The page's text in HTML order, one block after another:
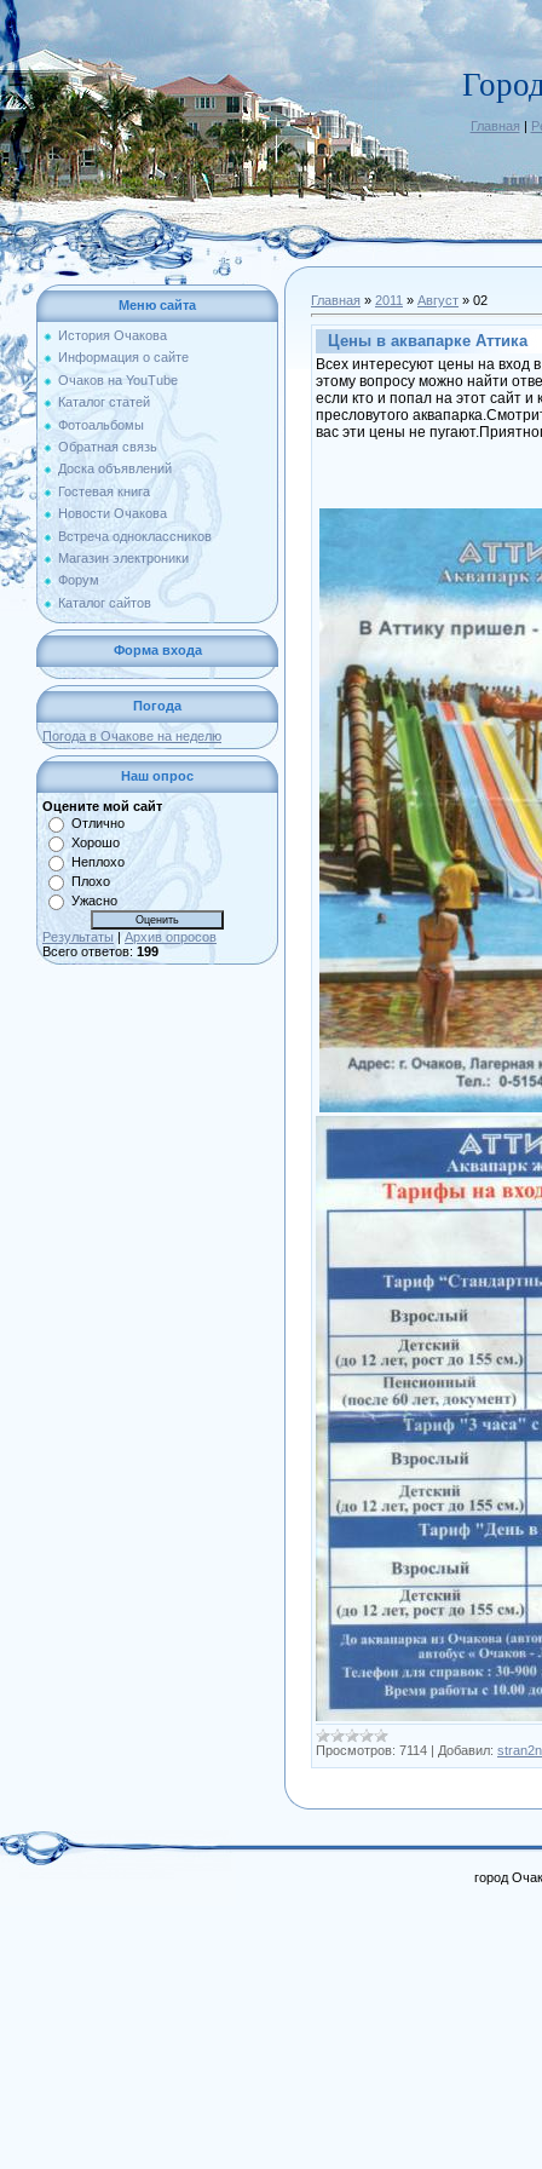
Главная |
Меню сайта
История Очакова
Информация о сайте
Очаков на YouTube
Каталог статей
Фотоальбомы
Обратная связь
Доска объявлений
Гостевая книга
Новости Очакова
Встреча одноклассников
Магазин электроники
Форум
Каталог сайтов
Форма входа
Погода
Погода в Очакове на неделю
Наш опрос
Оцените мой сайт
Отлично
Хорошо
Неплохо
Плохо
Ужасно
Результаты | Архив опросов
Всего ответов: 199
Главная » 2011 » Август » 02
Цены в аквапарке Аттика
Всех интересуют цены на вход
этому вопросу можно найти
если кто и попал на этот сайт
пресловутого
вас эти цены не
Просмотров: 7114 | Добавил:
город